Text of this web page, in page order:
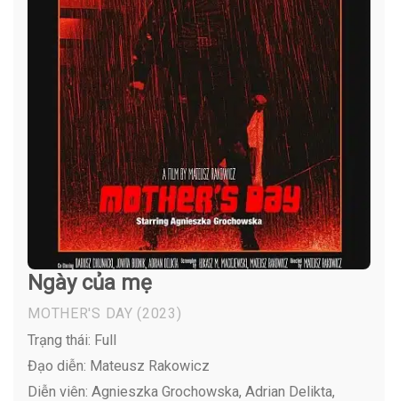
Ngày của mẹ
MOTHER'S DAY (2023)
Trạng thái: Full
Đạo diễn: Mateusz Rakowicz
Diễn viên: Agnieszka Grochowska, Adrian Delikta,